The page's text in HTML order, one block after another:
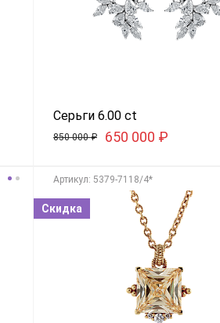
Серьги 6.00 ct
850 000₽ 650 000 ₽
Aртикул: 5379-7118/4*
Скидка